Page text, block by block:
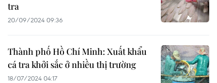
tra
20/09/2024 09:36
Thành phố Hồ Chí Minh: Xuất khẩu
cá tra khởi sắc ở nhiều thị trường
18/07/2024 04:17